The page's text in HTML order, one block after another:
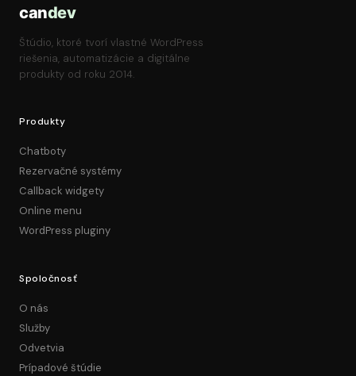
candev
Štúdio, ktoré tvorí vlastné WordPress
riešenia, automatizácie a digitálne
produkty od roku 2014.
Produkty
Chatboty
Rezervačné systémy
Callback widgety
Online menu
WordPress pluginy
Spoločnosť
O nás
Služby
Odvetvia
Prípadové štúdie